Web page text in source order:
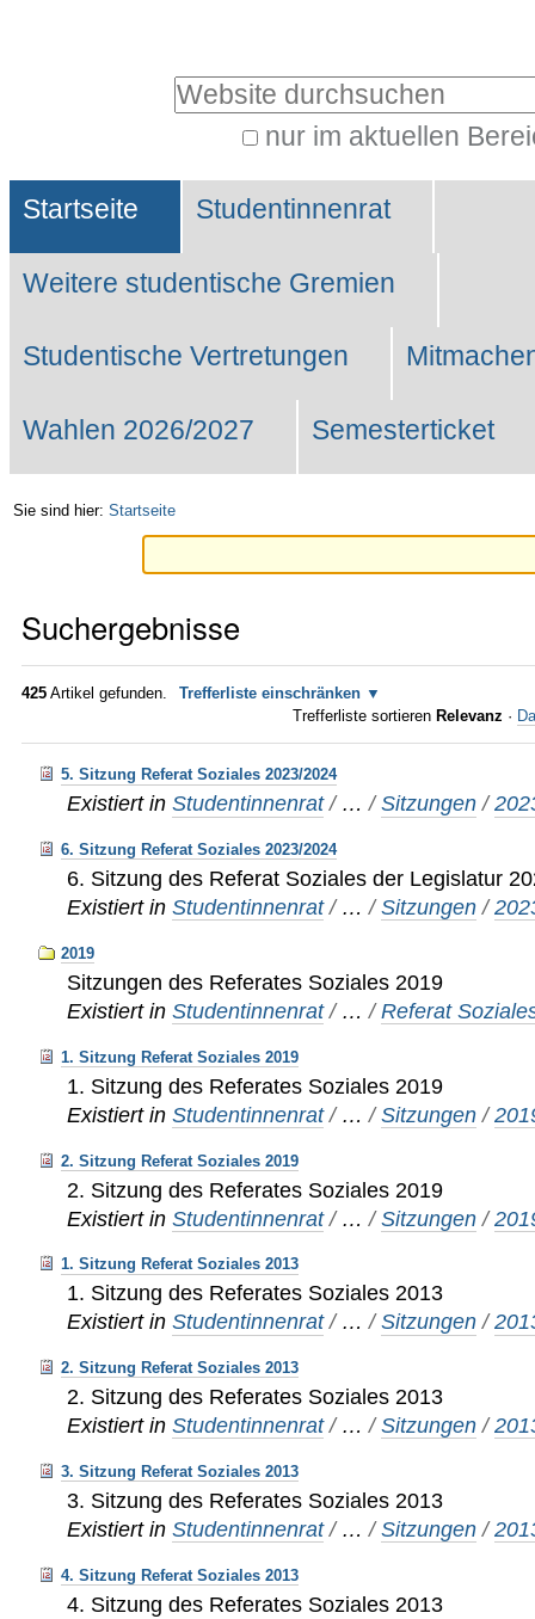
Website durchsuchen
nur im aktuellen
Suche…
Sektionen
Startseite Studentinnenrat
Weitere studentische Gremien
Studentische Vertretungen
Wahlen 2026/2027 Semesterticket
Sie sind hier: Startseite
Suchergebnisse
425 Artikel gefunden.
Trefferliste einschränken
Trefferliste sortieren Relevanz ·
5. Sitzung Referat Soziales 2023/2024
Existiert in Studentinnenrat / …/Sitzungen /
6. Sitzung Referat Soziales 2023/2024
6. Sitzung des Referat Soziales der Legislatur
Existiert in Studentinnenrat / …/Sitzungen /
2019
Sitzungen des Referates Soziales 2019
Existiert in Studentinnenrat / …/Referat
1. Sitzung Referat Soziales 2019
1. Sitzung des Referates Soziales 2019
Existiert in Studentinnenrat / …/Sitzungen /
2. Sitzung Referat Soziales 2019
2. Sitzung des Referates Soziales 2019
Existiert in Studentinnenrat / …/Sitzungen /
1. Sitzung Referat Soziales 2013
1. Sitzung des Referates Soziales 2013
Existiert in Studentinnenrat / …/Sitzungen /
2. Sitzung Referat Soziales 2013
2. Sitzung des Referates Soziales 2013
Existiert in Studentinnenrat / …/Sitzungen /
3. Sitzung Referat Soziales 2013
3. Sitzung des Referates Soziales 2013
Existiert in Studentinnenrat / …/Sitzungen /
4. Sitzung Referat Soziales 2013
4. Sitzung des Referates Soziales 2013